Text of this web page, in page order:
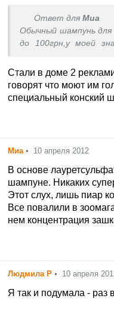
Ответ для Миа
Обычный шампунь
до 100грн,у моей
Мадонна им моет.
Мыть или не
забывайте о
если всё-таки есть
забота о волосах
бизнес расширился,
полысели. В конце
Стали в доме 2
говорят что моют им
специальный конский
Миа • 10 апреля 2012
В основе
шампуне. Никаких
Этот слух, лишь пиар
Все повалили в
нем концентрация
Людмила Р • 10 апреля
Я так и подумала - раз